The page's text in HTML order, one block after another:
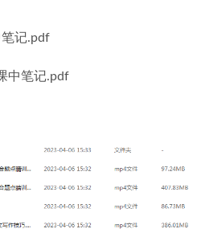
记.pdf
中笔记.pdf